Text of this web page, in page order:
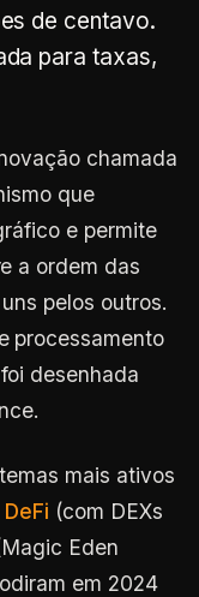
de centavo.
para taxas,
chamada
que
e permite
a ordem das
pelos outros.
e processamento
desenhada
mais ativos
DeFi (com DEXs
Eden
em 2024